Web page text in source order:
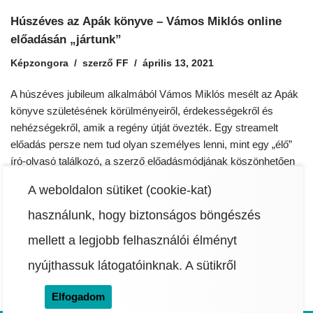
A weboldalon sütiket (cookie-kat)
használunk, hogy biztonságos böngészés
mellett a legjobb felhasználói élményt
nyújthassuk látogatóinknak.A sütikről
Elfogadom
Húszéves az Apák könyve – Vámos Miklós online
előadásán „jártunk”
Képzongora szerző FF április 13, 2021
A húszéves jubileum alkalmából Vámos Miklós mesélt az Apák
könyve születésének körülményeiről, érdekességekről és
nehézségekről, amik a regény útját övezték. Egy streamelt
előadás persze nem tud olyan személyes lenni, mint egy „élő”
író-olvasó találkozó, a szerző előadásmódjának köszönhetően
térről. Az Apák könyve egy család háromszáz éven és
tizenkét…Read More »